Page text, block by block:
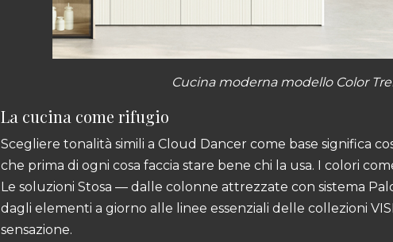
Cucina moderna modello Color
La cucina come rifugio
Scegliere tonalità simili a Cloud Dancer come base significa
che prima di ogni cosa faccia stare bene chi la usa. I colori
Le soluzioni Stosa — dalle colonne attrezzate con sistema
dagli elementi a giorno alle linee essenziali delle collezioni
sensazione.